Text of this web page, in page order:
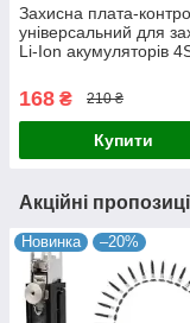
Захисна плата-
універсальний для
Li-Ion акумуляторів
168 ₴ 210 ₴
Купити
Акційні
Новинка –20%